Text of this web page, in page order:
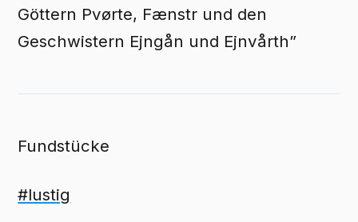
Göttern Pvørte, Fænstr und den
Geschwistern Ejngån und Ejnvårth”
Fundstücke
#lustig